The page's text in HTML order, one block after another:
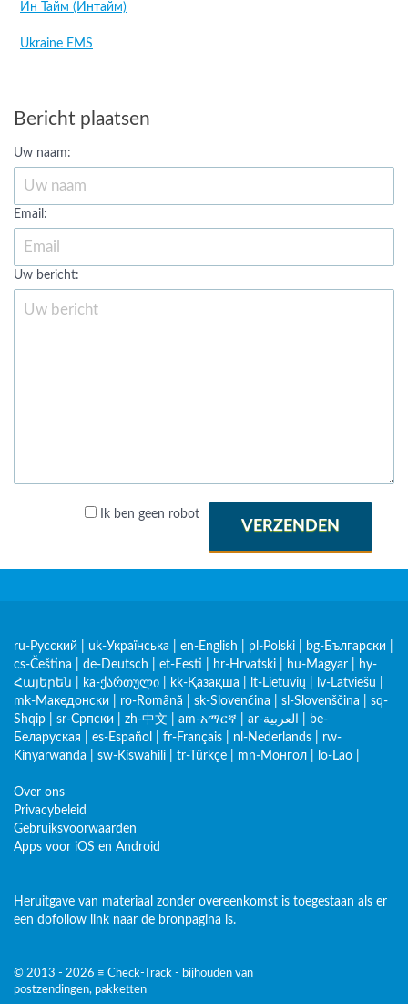
Ин Тайм (Интайм)
Ukraine EMS
Bericht plaatsen
Uw naam:
Email:
Uw bericht:
Ik ben geen robot
VERZENDEN
ru-Русский uk-Українська en-English pl-Polski bg-Български
cs-Čeština
de-Deutsch et-Eesti hr-Hrvatski hu-Magyar
hy-
Հայերեն
ka-ქართული kk-Қазақша lt-Lietuvių lv-Latviešu
mk-Македонски
ro-Română sk-Slovenčina sl-Slovenščina
sq-
Shqip
sr-Српски zh-中文 am-አማርኛ ar-العربية
be-
Беларуская
es-Español fr-Français nl-Nederlands
rw-
Kinyarwanda
sw-Kiswahili tr-Türkçe mn-Монгол lo-Lao
Over ons
Privacybeleid
Gebruiksvoorwaarden
Apps voor iOS en Android
Heruitgave van materiaal zonder overeenkomst is toegestaan als er
een dofollow link naar de bronpagina is.
© 2013 - 2026 ≡ Check-Track - bijhouden van
postzendingen, pakketten